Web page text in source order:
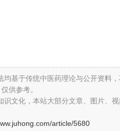
均基于传统中医药理论与公开资料
供参考。
识文化，本站大部分文章、图片、
article/5680